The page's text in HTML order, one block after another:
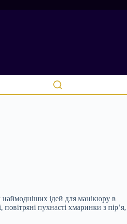
ідей для манікюру в
пухнасті хмаринки з пір’я,